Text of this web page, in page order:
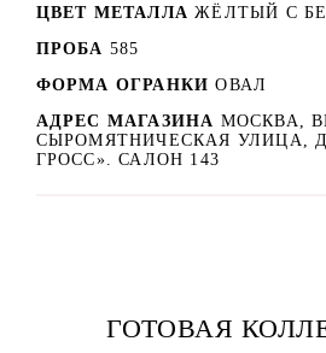
ЦВЕТ МЕТАЛЛА ЖЁЛТЫЙ С
ПРОБА 585
ФОРМА ОГРАНКИ ОВАЛ
АДРЕС МАГАЗИНА МОСКВА,
СЫРОМЯТНИЧЕСКАЯ УЛИЦА,
ГРОСС». САЛОН 143
ГОТОВАЯ